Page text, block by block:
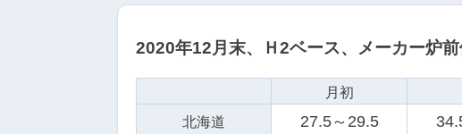
2020年12月末、Ｈ2ベース、メーカー炉
月初
北海道
27.5～29.5